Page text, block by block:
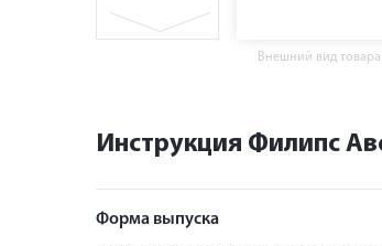
Внешний вид
Инструкция Филипс
Форма выпуска